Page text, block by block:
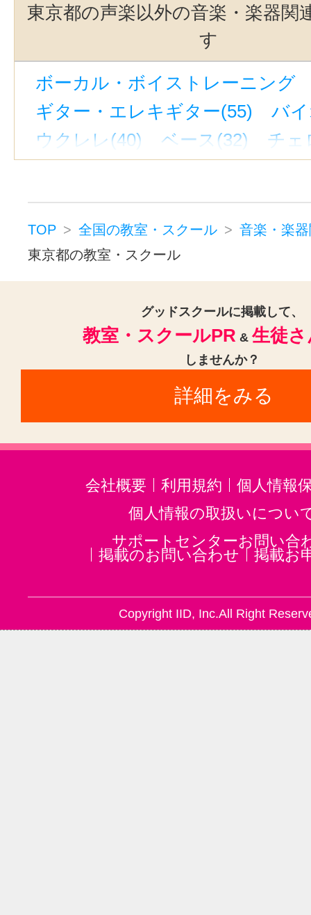
東京都の声楽以外の音楽・楽器関
す
ボーカル・ボイストレーニング
ギター・エレキギター(55)
バ
ウクレレ(40)
ベース(32)
チェ
ピアノ(53)
ジャズピアノ(19)
キーボード・鍵盤(25)
電子オ
コンピュータミュージック・
作詞・作曲(11)
ドラム(39)
和
パーカッション(15)
オカリナ
ハーモニカ(12)
トロンボーン
チューバ(12)
フルート(41)
サ
トランペット(38)
クラリネッ
ゴスペル(14)
ジャズ(18)
民族
二胡(39)
三味線(38)
沖縄三線
邦楽・J-POP(38)
音楽講師・教
リュート(2)
音楽・楽器その他(54)
TOP 全国の教室・スクール
音楽・楽
東京都の教室・スクール
グッドスクールに掲載して、
教室・スクールPR & 生徒
しませんか？
詳細をみる
会社概要 利用規約
個人情報
個人情報の取扱いについ
サポートセンターお問い合
掲載のお問い合わせ
掲載お
Copyright IID, Inc.All Right